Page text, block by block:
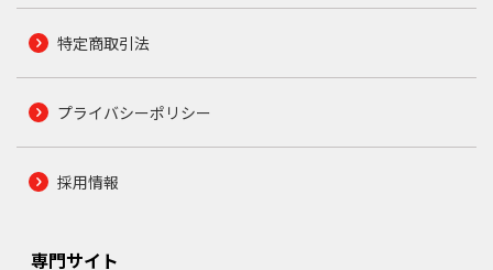
特定商取引法
プライバシーポリシー
採用情報
専門サイト